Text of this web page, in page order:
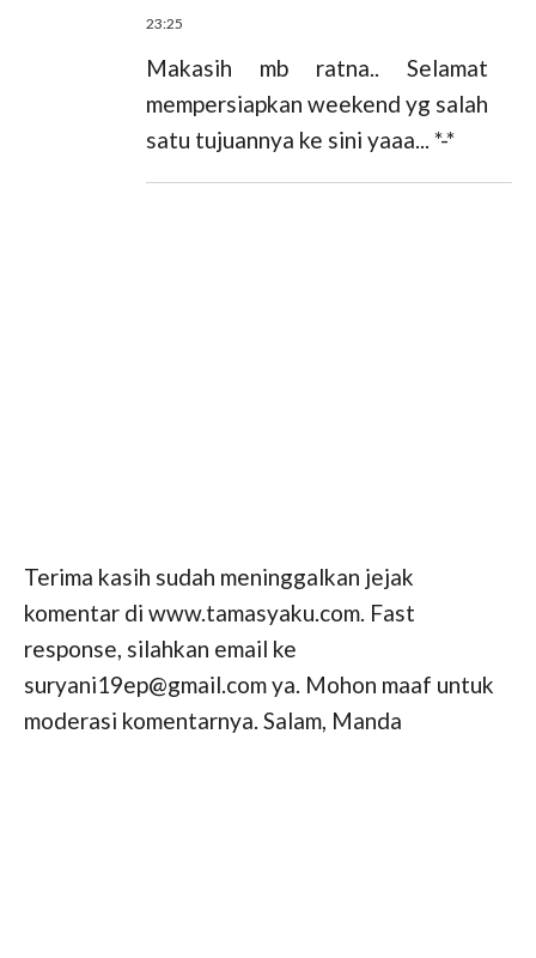
23:25
Makasih mb ratna.. Selamat
mempersiapkan weekend yg salah
satu tujuannya ke sini yaaa... *-*
Terima kasih sudah meninggalkan jejak
komentar di www.tamasyaku.com. Fast
response, silahkan email ke
suryani19ep@gmail.com ya. Mohon maaf untuk
moderasi komentarnya. Salam, Manda